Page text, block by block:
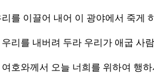
를 이끌어 내어 이 광야에서 죽게
리를 내버려 두라 우리가 애굽 사
호와께서 오늘 너희를 위하여 행